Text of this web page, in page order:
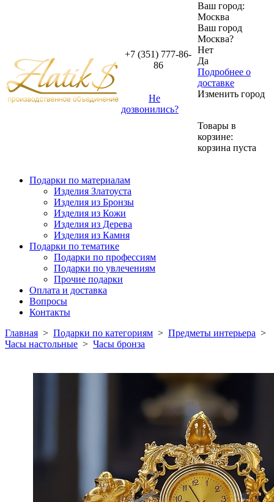
+7 (351) 777-86-
86
Не
дозвонились?
Ваш город:
Москва
Ваш город
Москва?
Нет
Да
Подробнее о
доставке
Изменить город
Товары в
корзине:
корзина пуста
Подарки по материалам
Изделия Златоуста
Изделия из Бронзы
Изделия из Кожи
Изделия из Дерева
Изделия из Камня
Подарки по тематике
Подарки по профессиям
Подарки по увлечениям
Прочие подарки
Оплата и доставка
Вопросы
Контакты
Главная > Подарки по категориям > Предметы интерьера >
Часы настольные > Часы бронза